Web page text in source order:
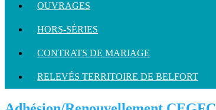
OUVRAGES
HORS-SÉRIES
CONTRATS DE MARIAGE
RELEVÉS TERRITOIRE DE BELFORT